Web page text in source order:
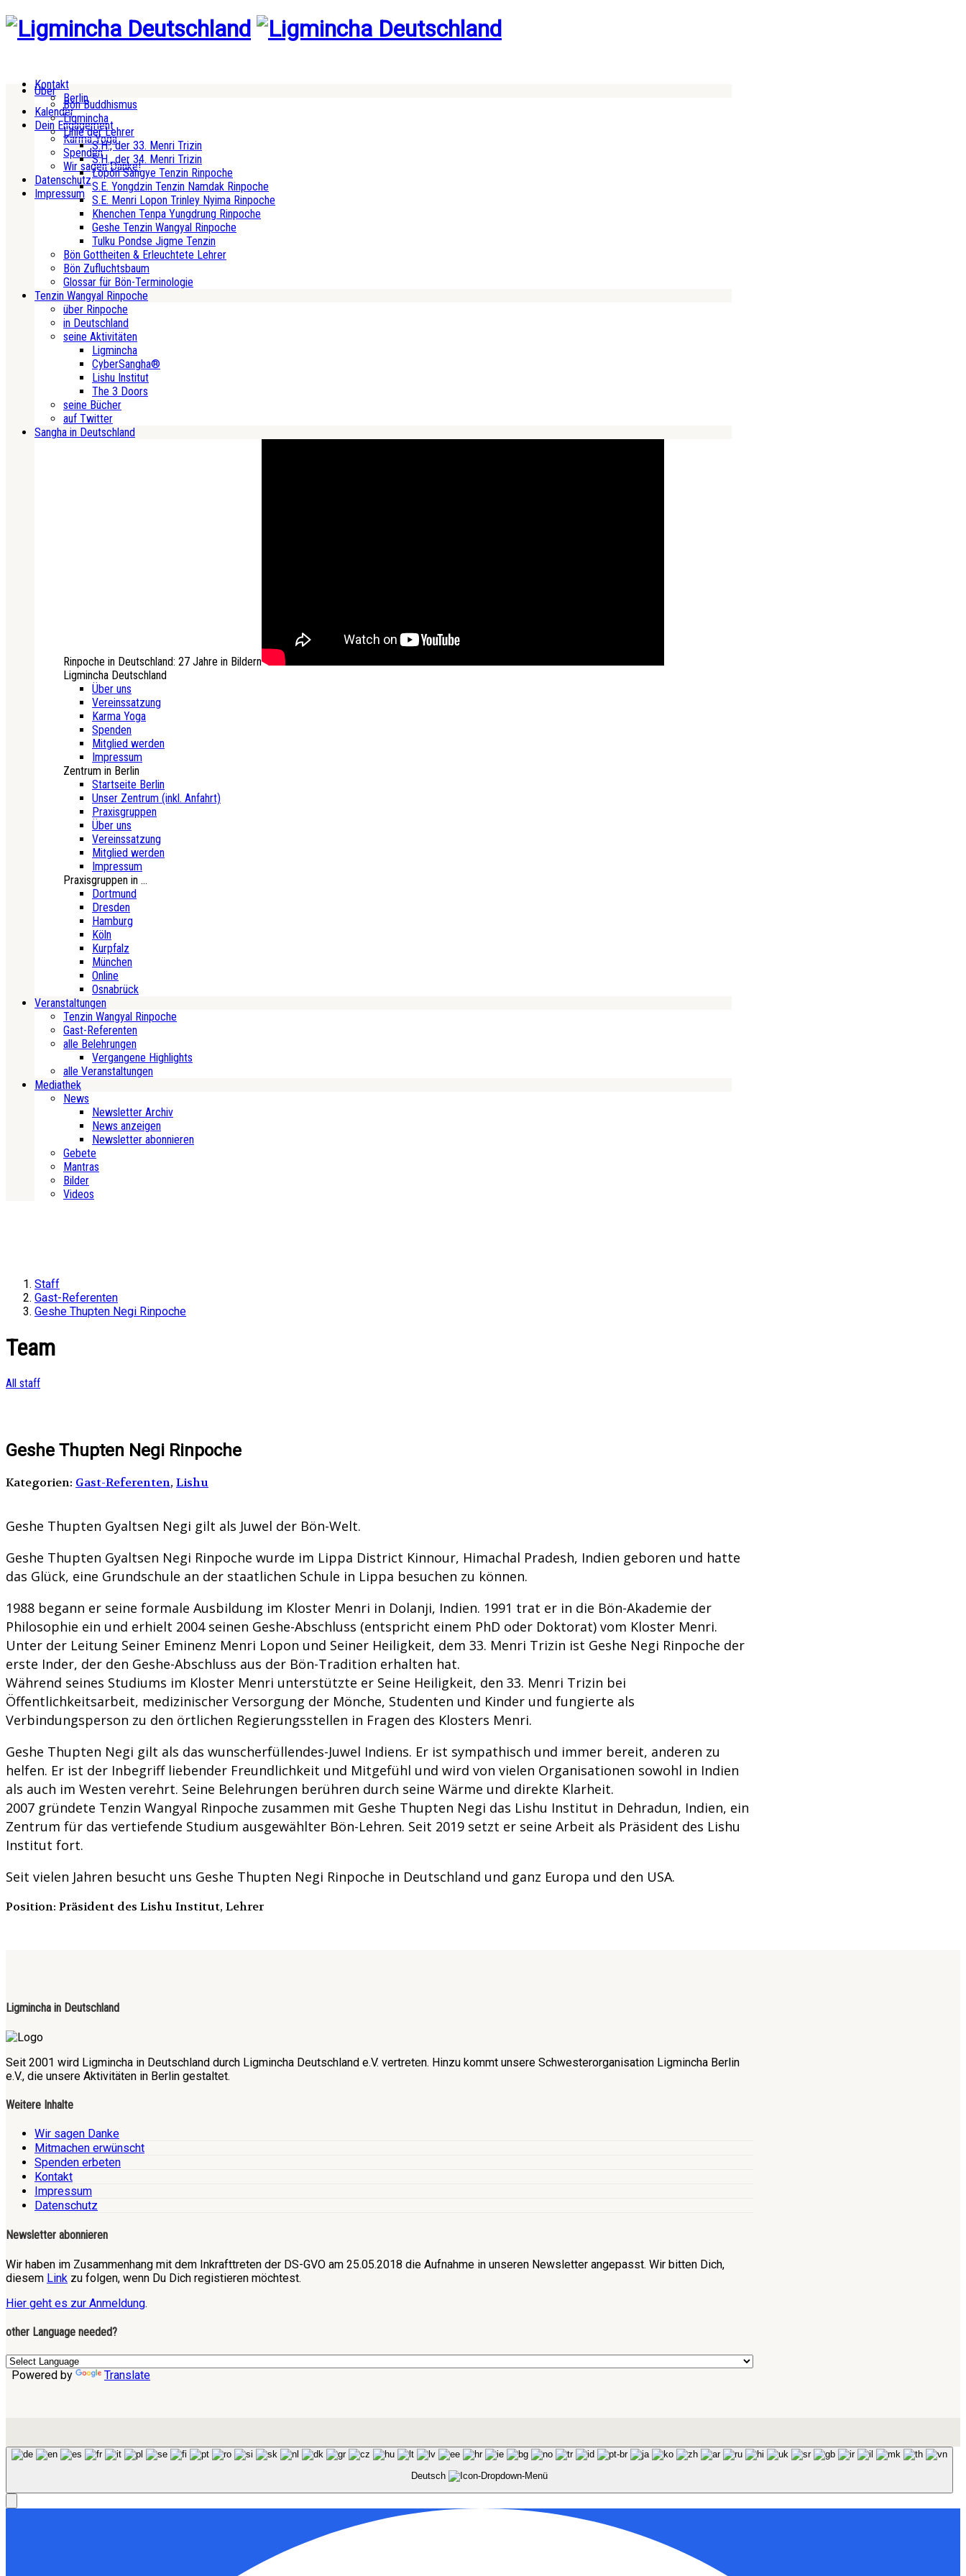
Kontakt
Berlin
Kalender
Dein Engagement
Karma Yoga
Spenden
Wir sagen Danke!
Datenschutz
Impressum
Über
Bön Buddhismus
Ligmincha
Linie der Lehrer
S.H., der 33. Menri Trizin
S.H., der 34. Menri Trizin
Lopön Sangye Tenzin Rinpoche
S.E. Yongdzin Tenzin Namdak Rinpoche
S.E. Menri Lopon Trinley Nyima Rinpoche
Khenchen Tenpa Yungdrung Rinpoche
Geshe Tenzin Wangyal Rinpoche
Tulku Pondse Jigme Tenzin
Bön Gottheiten & Erleuchtete Lehrer
Bön Zufluchtsbaum
Glossar für Bön-Terminologie
Tenzin Wangyal Rinpoche
über Rinpoche
in Deutschland
seine Aktivitäten
Ligmincha
CyberSangha®
Lishu Institut
The 3 Doors
seine Bücher
auf Twitter
Sangha in Deutschland
Rinpoche in Deutschland: 27 Jahre in Bildern
Ligmincha Deutschland
Über uns
Vereinssatzung
Karma Yoga
Spenden
Mitglied werden
Impressum
Zentrum in Berlin
Startseite Berlin
Unser Zentrum (inkl. Anfahrt)
Praxisgruppen
Über uns
Vereinssatzung
Mitglied werden
Impressum
Praxisgruppen in ...
Dortmund
Dresden
Hamburg
Köln
Kurpfalz
München
Online
Osnabrück
Veranstaltungen
Tenzin Wangyal Rinpoche
Gast-Referenten
alle Belehrungen
Vergangene Highlights
alle Veranstaltungen
Mediathek
News
Newsletter Archiv
News anzeigen
Newsletter abonnieren
Gebete
Mantras
Bilder
Videos
Staff
Gast-Referenten
Geshe Thupten Negi Rinpoche
Team
All staff
Geshe Thupten Negi Rinpoche
Kategorien: Gast-Referenten, Lishu
Geshe Thupten Gyaltsen Negi gilt als Juwel der Bön-Welt.
Geshe Thupten Gyaltsen Negi Rinpoche wurde im Lippa District Kinnour, Himachal Pradesh, Indien geboren und hatte
das Glück, eine Grundschule an der staatlichen Schule in Lippa besuchen zu können.
1988 begann er seine formale Ausbildung im Kloster Menri in Dolanji, Indien. 1991 trat er in die Bön-Akademie der
Philosophie ein und erhielt 2004 seinen Geshe-Abschluss (entspricht einem PhD oder Doktorat) vom Kloster Menri.
Unter der Leitung Seiner Eminenz Menri Lopon und Seiner Heiligkeit, dem 33. Menri Trizin ist Geshe Negi Rinpoche der
erste Inder, der den Geshe-Abschluss aus der Bön-Tradition erhalten hat.
Während seines Studiums im Kloster Menri unterstützte er Seine Heiligkeit, den 33. Menri Trizin bei
Öffentlichkeitsarbeit, medizinischer Versorgung der Mönche, Studenten und Kinder und fungierte als
Verbindungsperson zu den örtlichen Regierungsstellen in Fragen des Klosters Menri.
Geshe Thupten Negi gilt als das wunscherfüllendes-Juwel Indiens. Er ist sympathisch und immer bereit, anderen zu
helfen. Er ist der Inbegriff liebender Freundlichkeit und Mitgefühl und wird von vielen Organisationen sowohl in Indien
als auch im Westen verehrt. Seine Belehrungen berühren durch seine Wärme und direkte Klarheit.
2007 gründete Tenzin Wangyal Rinpoche zusammen mit Geshe Thupten Negi das Lishu Institut in Dehradun, Indien, ein
Zentrum für das vertiefende Studium ausgewählter Bön-Lehren. Seit 2019 setzt er seine Arbeit als Präsident des Lishu
Institut fort.
Seit vielen Jahren besucht uns Geshe Thupten Negi Rinpoche in Deutschland und ganz Europa und den USA.
Position: Präsident des Lishu Institut, Lehrer
Ligmincha in Deutschland
Seit 2001 wird Ligmincha in Deutschland durch Ligmincha Deutschland e.V. vertreten. Hinzu kommt unsere Schwesterorganisation Ligmincha Berlin
e.V., die unsere Aktivitäten in Berlin gestaltet.
Weitere Inhalte
Wir sagen Danke
Mitmachen erwünscht
Spenden erbeten
Kontakt
Impressum
Datenschutz
Newsletter abonnieren
Wir haben im Zusammenhang mit dem Inkrafttreten der DS-GVO am 25.05.2018 die Aufnahme in unseren Newsletter angepasst. Wir bitten Dich,
diesem Link zu folgen, wenn Du Dich registieren möchtest.
Hier geht es zur Anmeldung.
other Language needed?
Powered by Translate
Deutsch